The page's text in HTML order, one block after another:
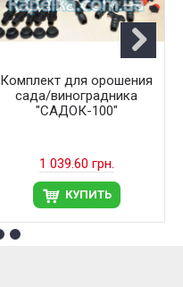
Комплект для орошения
сада/виноградника
"САДОК-100"
1 039.60 грн.
КУПИТЬ